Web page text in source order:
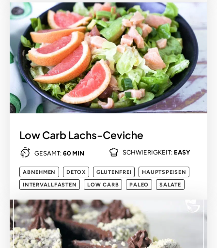
Low Carb Lachs-Ceviche
GESAMT: 60 MIN SCHWIERIGKEIT: EASY
ABNEHMEN DETOX GLUTENFREI
HAUPTSPEISEN
INTERVALLFASTEN
LOW CARB PALEO SALATE